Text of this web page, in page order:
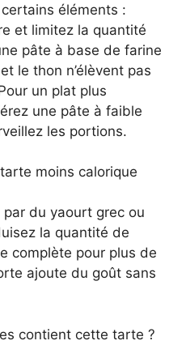
éléments :
et limitez la quantité
pâte à base de farine
le thon n’élèvent pas
un plat plus
une pâte à faible
les portions.
moins calorique
par du yaourt grec ou
la quantité de
complète pour plus de
ajoute du goût sans
contient cette tarte ?